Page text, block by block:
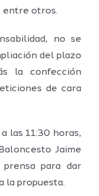
entre otros.
no se
del plazo
la confección
de cara
las 11:30 horas,
Jaime
para dar
la propuesta.